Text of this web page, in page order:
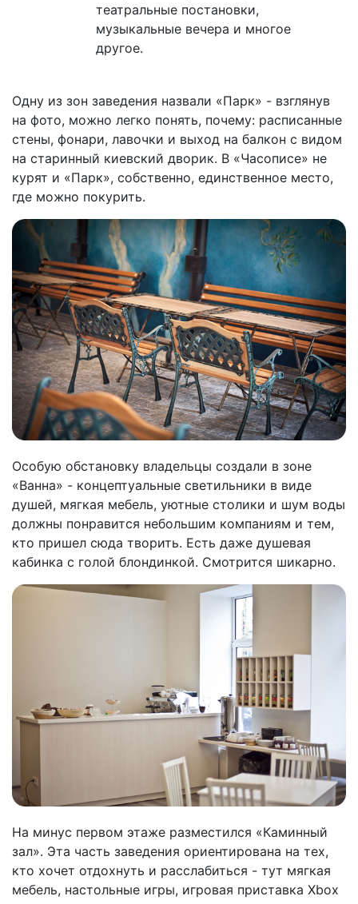
театральные постановки,
музыкальные вечера и многое
другое.
Одну из зон заведения назвали «Парк» - взглянув
на фото, можно легко понять, почему: расписанные
стены, фонари, лавочки и выход на балкон с видом
на старинный киевский дворик. В «Часописе» не
курят и «Парк», собственно, единственное место,
где можно покурить.
Особую обстановку владельцы создали в зоне
«Ванна» - концептуальные светильники в виде
душей, мягкая мебель, уютные столики и шум воды
должны понравится небольшим компаниям и тем,
кто пришел сюда творить. Есть даже душевая
кабинка с голой блондинкой. Смотрится шикарно.
На минус первом этаже разместился «Каминный
зал». Эта часть заведения ориентирована на тех,
кто хочет отдохнуть и расслабиться - тут мягкая
мебель, настольные игры, игровая приставка Xbox